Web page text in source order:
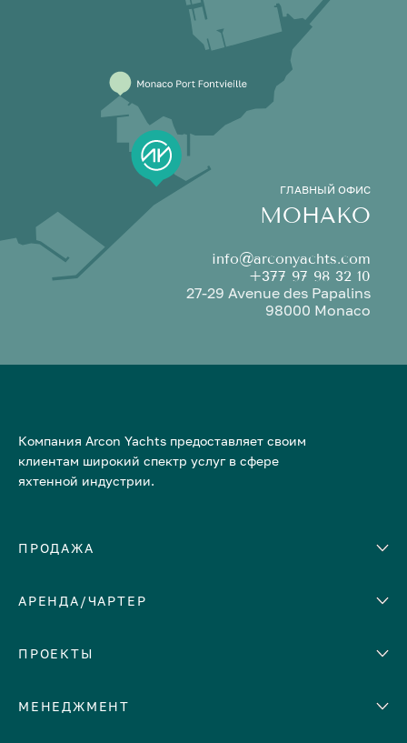
ГЛАВНЫЙ ОФИС
МОНАКО
info@arconyachts.com
+377 97 98 32 10
27-29 Avenue des Papalins
98000 Monaco
Компания Arcon Yachts предоставляет своим
клиентам широкий спектр услуг в сфере
яхтенной индустрии.
ПРОДАЖА
Количество кают
АРЕНДА/ЧАРТЕР
ЕВРОПА
Греция
ПРОЕКТЫ
МЕНЕДЖМЕНТ